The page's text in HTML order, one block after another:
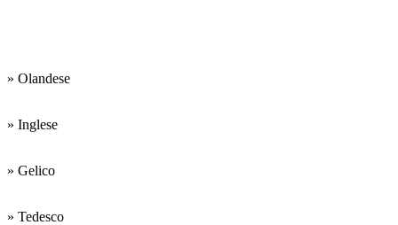
» Olandese
» Inglese
» Gelico
» Tedesco